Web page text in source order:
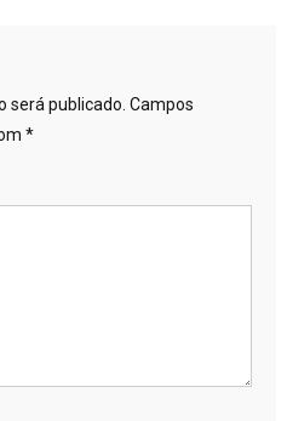
será publicado. Campos
*